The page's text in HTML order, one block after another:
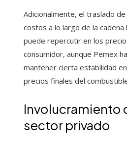
Adicionalmente, el traslado
costos a lo largo de la cadena
puede repercutir en los
consumidor, aunque Pemex
mantener cierta estabilidad
precios finales del
Involucramiento
sector privado